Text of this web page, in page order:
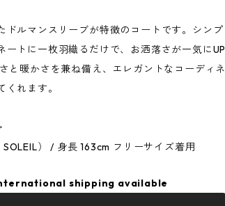
ドルマンスリーブが特徴のコートです。シンプ
ートに一枚羽織るだけで、お洒落さが一気にUP
と暖かさを兼ね備え、エレガントなコーディネ
くれます。
） / 身長 163cm フリーサイズ着用
shipping available